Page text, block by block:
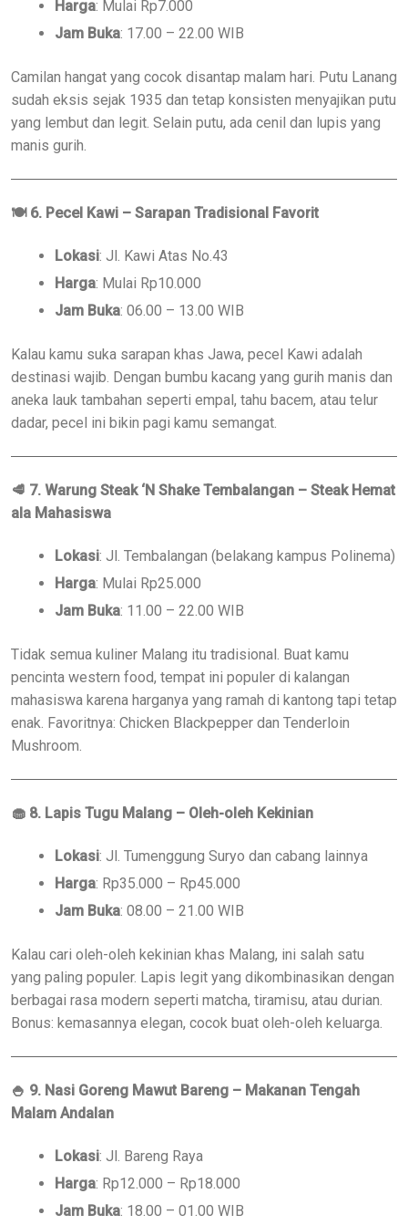
Harga: Mulai Rp7.000
Jam Buka: 17.00 – 22.00 WIB
Camilan hangat yang cocok disantap malam hari. Putu Lanang
sudah eksis sejak 1935 dan tetap konsisten menyajikan putu
yang lembut dan legit. Selain putu, ada cenil dan lupis yang
manis gurih.
🍽6. Pecel Kawi – Sarapan Tradisional Favorit
Lokasi: Jl. Kawi Atas No.43
Harga: Mulai Rp10.000
Jam Buka: 06.00 – 13.00 WIB
Kalau kamu suka sarapan khas Jawa, pecel Kawi adalah
destinasi wajib. Dengan bumbu kacang yang gurih manis dan
aneka lauk tambahan seperti empal, tahu bacem, atau telur
dadar, pecel ini bikin pagi kamu semangat.
🥩 7. Warung Steak ‘N Shake Tembalangan – Steak Hemat
ala Mahasiswa
Lokasi: Jl. Tembalangan (belakang kampus Polinema)
Harga: Mulai Rp25.000
Jam Buka: 11.00 – 22.00 WIB
Tidak semua kuliner Malang itu tradisional. Buat kamu
pencinta western food, tempat ini populer di kalangan
mahasiswa karena harganya yang ramah di kantong tapi tetap
enak. Favoritnya: Chicken Blackpepper dan Tenderloin
Mushroom.
🧁 8. Lapis Tugu Malang – Oleh-oleh Kekinian
Lokasi: Jl. Tumenggung Suryo dan cabang lainnya
Harga: Rp35.000 – Rp45.000
Jam Buka: 08.00 – 21.00 WIB
Kalau cari oleh-oleh kekinian khas Malang, ini salah satu
yang paling populer. Lapis legit yang dikombinasikan dengan
berbagai rasa modern seperti matcha, tiramisu, atau durian.
Bonus: kemasannya elegan, cocok buat oleh-oleh keluarga.
🍚 9. Nasi Goreng Mawut Bareng – Makanan Tengah
Malam Andalan
Lokasi: Jl. Bareng Raya
Harga: Rp12.000 – Rp18.000
Jam Buka: 18.00 – 01.00 WIB